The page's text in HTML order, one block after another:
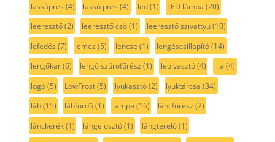
lassúprés (4) lassú prés (4) led(1) LED lámpa (20)
leeresztő(2) leeresztő cső(1) leeresztő szivattyú(10)
lefedés (7) lemez (5) lencse (1) lengéscsillapító(14)
lengőkar(6) lengő szúrófűrész (1) leolvasztó(4) lila (4)
logó(5) LowFrost(5) lyukasztó(2) lyuktárcsa (34)
láb(15) lábfürdő(1) lámpa (16) láncfűrész (2)
lánckerék(1) lángelosztó(1) lángterelő(1)